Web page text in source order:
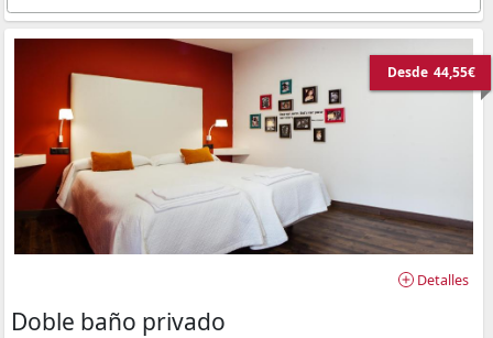
Desde 44,55€
Detalles
Doble baño privado